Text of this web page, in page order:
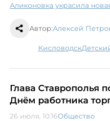
Аликоновка украсила
Автор:Алексей
Кисловодск
Глава Ставрополья
Днём работника
26 июля, 10:16Общество